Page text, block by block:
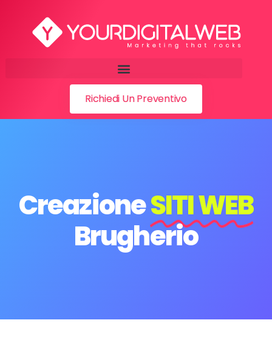
Richiedi Un Preventivo
CreazioneSITI WEB
Brugherio